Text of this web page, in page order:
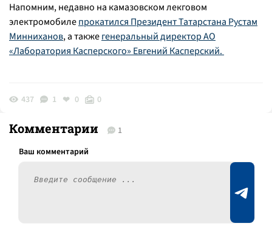
Напомним, недавно на камазовском лекговом
электромобилепрокатился Президент Татарстана Рустам
Минниханов, а такжегенеральный директор АО
«Лаборатория Касперского» Евгений Касперский.
437 1 0 0
Комментарии 1